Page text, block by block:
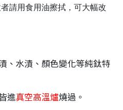
請用食用油擦拭，可大幅改
、水漬、顏色變化等純鈦特
進真空高溫爐燒過。